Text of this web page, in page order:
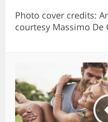
Photo cover credits:
courtesy Massimo De